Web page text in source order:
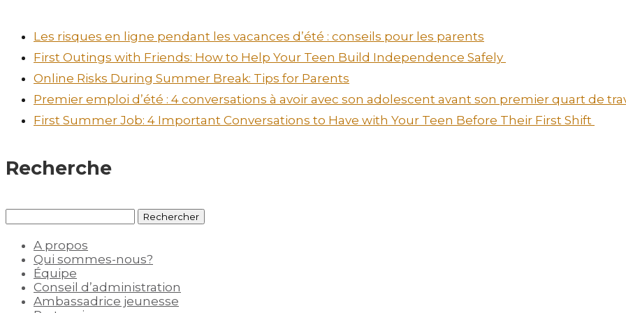
Les risques en ligne pendant les vacances d’été : conseils pour les parents
First Outings with Friends: How to Help Your Teen Build Independence Safely
Online Risks During Summer Break: Tips for Parents
Premier emploi d’été : 4 conversations à avoir avec son adolescent avant son premier quart de
First Summer Job: 4 Important Conversations to Have with Your Teen Before Their First Shift
Recherche
A propos
Qui sommes-nous?
Équipe
Conseil d’administration
Ambassadrice jeunesse